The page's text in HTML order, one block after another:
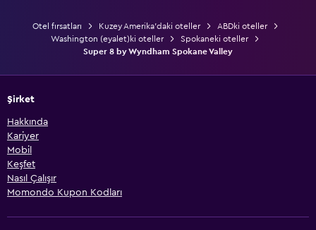
Otel fırsatları Kuzey Amerika'daki oteller
ABDki oteller
Washington (eyalet)ki oteller
Spokaneki oteller
Super 8 by Wyndham Spokane Valley
Şirket
Hakkında
Kariyer
Mobil
Keşfet
Nasıl Çalışır
Momondo Kupon Kodları